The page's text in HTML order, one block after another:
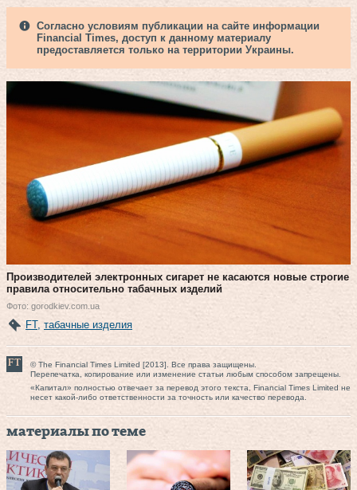
Согласно условиям публикации на сайте информации
Financial Times, доступ к данному материалу
предоставляется только на территории Украины.
Производителей электронных сигарет не касаются новые строгие
правила относительно табачных изделий
Фото: gorodkiev.com.ua
FT, табачные изделия
© The Financial Times Limited [2013]. Все права защищены.
Перепечатка, копирование или изменение статьи любым способом запрещены.
«Капитал» полностью отвечает за перевод этого текста, Financial Times Limited не
несет какой-либо ответственности за точность или качество перевода.
материалы по теме